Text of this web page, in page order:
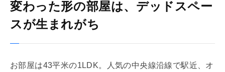
変わった形の部屋は、デッドスペー
スが生まれがち
お部屋は43平米の1 LDK。人気の中央線沿線で駅近、オ